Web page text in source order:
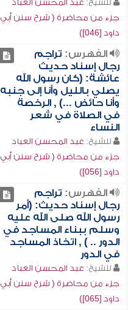
للشيخ: عبد المحسن العباد
جزء من محاضرة ( شرح سنن أبي
داود [046])
الفهرس: تراجم
رجال إسناد حديث
عائشة: (كان رسول الله
يصلي بالليل وأنا إلى جنبه
وأنا حائض ...) , الرخصة
في الصلاة في شعر
النساء
للشيخ: عبد المحسن العباد
جزء من محاضرة ( شرح سنن أبي
داود [056])
الفهرس: تراجم
رجال إسناد حديث: (أمر
رسول الله صلى الله عليه
وسلم ببناء المساجد في
الدور .. ) , اتخاذ المساجد
في الدور
للشيخ: عبد المحسن العباد
جزء من محاضرة ( شرح سنن أبي
داود [065])